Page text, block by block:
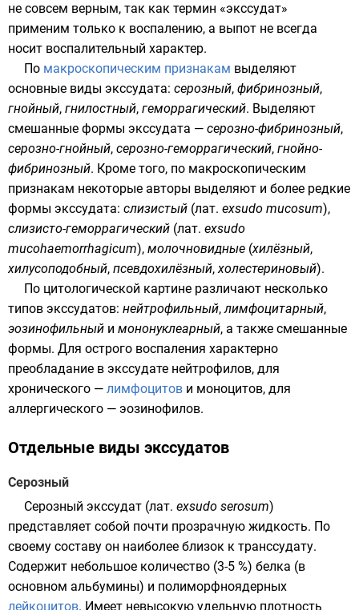
не совсем верным, так как термин «экссудат»
применим только к воспалению, а выпот не всегда
носит воспалительный характер.
По макроскопическим признакам выделяют
основные виды экссудата: серозный, фибринозный,
гнойный, гнилостный, геморрагический. Выделяют
смешанные формы экссудата — серозно-фибринозный,
серозно-гнойный, серозно-геморрагический, гнойно-
фибринозный. Кроме того, по макроскопическим
признакам некоторые авторы выделяют и более редкие
формы экссудата: слизистый (лат. exsudo mucosum),
слизисто-геморрагический (лат. exsudo
mucohaemorrhagicum), молочновидные (хилёзный,
хилусоподобный, псевдохилёзный,холестериновый).
По цитологической картине различают несколько
типов экссудатов: нейтрофильный,лимфоцитарный,
эозинофильный и мононуклеарный, а также смешанные
формы. Для острого воспаления характерно
преобладание в экссудате нейтрофилов, для
хронического — лимфоцитов и моноцитов, для
аллергического — эозинофилов.
Отдельные виды экссудатов
Серозный
Серозный экссудат (лат. exsudo serosum)
представляет собой почти прозрачную жидкость. По
своему составу он наиболее близок к транссудату.
Содержит небольшое количество (3-5 %) белка (в
основном альбумины) и полиморфноядерных
лейкоцитов. Имеет невысокую удельную плотность